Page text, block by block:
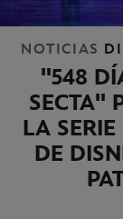
NOTICIAS
"548
SECTA"
LA
DE